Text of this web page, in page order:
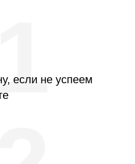
если не успеем